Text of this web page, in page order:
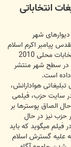
انتخاباتی
شهر
پیامبر اکرم اسلام
(ص)اهانت شده است. حزب skane pertiet که برای انتخابات محلی 2010
در سطح شهر منتشر
داده است.
هوادارانش،
سایت حزب، فیلمی
الصاق پوسترها بر
حزب نیز در حال
فیلم می‏گوید که باید
علیه گسترش اسلام